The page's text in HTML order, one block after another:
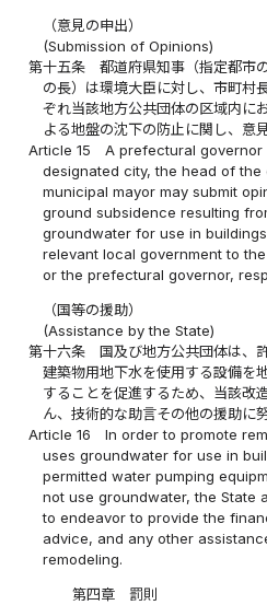
（意見の申出）
(Submission of Opinions)
第十五条
都道府県知事（指定都市
の長）は環境大臣に対し、市町村
ぞれ当該地方公共団体の区域内に
よる地盤の沈下の防止に関し、意
Article 15
A prefectural
designated city, the head of the
municipal mayor may submit
ground subsidence resulting
groundwater for use in
relevant local government to
or the prefectural governor,
（国等の援助）
(Assistance by the State)
第十六条
国及び地方公共団体は、
建築物用地下水を使用する設備を
することを促進するため、当該改
ん、技術的な助言その他の援助に
Article 16
In order to promote
uses groundwater for use in
permitted water pumping
not use groundwater, the State
to endeavor to provide the
advice, and any other
remodeling.
第四章 罰則